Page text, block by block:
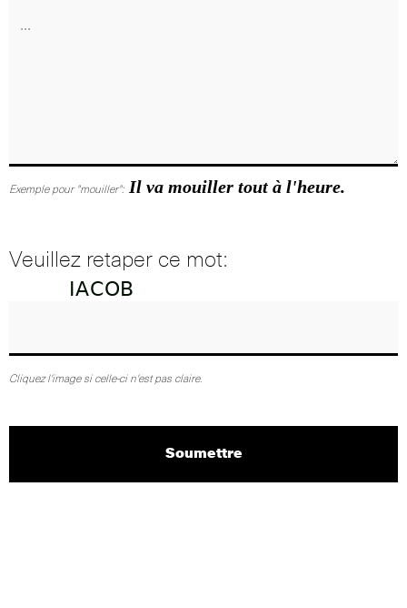
Exemple pour "mouiller": Il va mouiller tout à l'heure.
Veuillez retaper ce mot:
Cliquez l'image si celle-ci n'est pas claire.
Soumettre